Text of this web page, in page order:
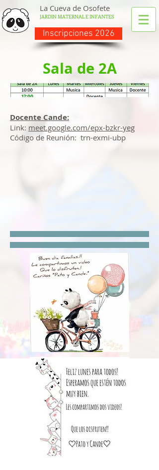
La Cueva de Osofete
JARDIN MATERNAL E INFANTES
Inscripciones 2026
Sala de 2A
Docente Cande:
Link: meet.google.com/epx-bzkr-yeg
Código de Reunión: trn-exmi-ubp